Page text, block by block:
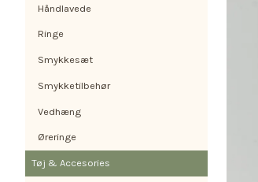
Håndlavede
Ringe
Smykkesæt
Smykketilbehør
Vedhæng
Øreringe
Tøj & Accesories